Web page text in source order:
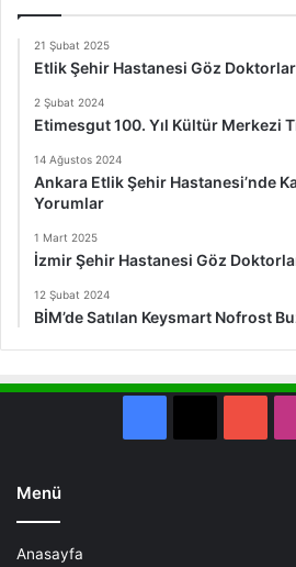
21 Şubat 2025
Etlik Şehir Hastanesi Göz
2 Şubat 2024
Etimesgut 100. Yıl Kültür Merkezi
14 Ağustos 2024
Ankara Etlik Şehir Hastanesi’nde
Yorumlar
1 Mart 2025
İzmir Şehir Hastanesi Göz
12 Şubat 2024
BİM’de Satılan Keysmart Nofrost
Menü
Anasayfa